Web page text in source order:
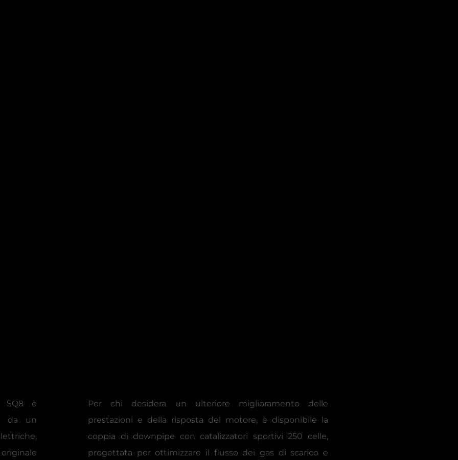
SQ8 è
da un
Per chi desidera un ulteriore miglioramento delle
prestazioni e della risposta del motore, è disponibile la
coppia di downpipe con catalizzatori sportivi 250 celle,
progettata per ottimizzare il flusso dei gas di scarico e